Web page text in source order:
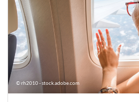
© rh2010 - stock.adobe.com